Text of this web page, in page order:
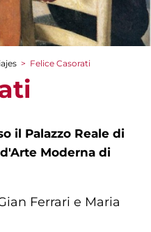
> Felice Casorati
il Palazzo Reale di
Moderna di
Ferrari e Maria